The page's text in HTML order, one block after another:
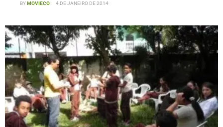
BYMOVIECO 4 DE JANEIRO DE 2014